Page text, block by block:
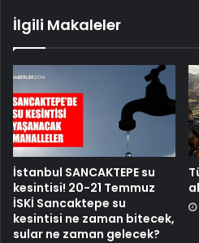
İlgili Makaleler
İstanbul SANCAKTEPE su
kesintisi! 20-21 Temmuz
İSKİ Sancaktepe su
kesintisi ne zaman bitecek,
sular ne zaman gelecek?